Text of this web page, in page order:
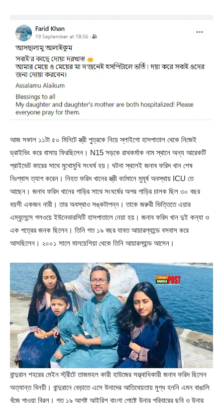
আজ সকাল ১১টা ৫০ মিনিটে স্ত্রী পু্ত্রকে নিয়ে স্লাইগো হাসপাতাল থেকে নিজেই
ড্রাইভিং করে বাসায় ফিরছিলেন। N15 সড়কে রাথকর্মাক নাম স্থানে অন্য আরেকটি
প্রাইভেট কারের সাথে মুখোমুখি সংঘর্ষ হয়। ঘটনা স্থলেই জনাব ফরিদ খান শেষ
নিঃশ্বাস ত্যাগ করেন। নিহত ফরিদ খানের স্ত্রী বর্তমানে মুমূর্ষ অবস্থায় ICU তে
আছেন। জনাব ফরিদ খানের গাড়ির সাথে সংঘর্ষের অপর গাড়ির চালক ছিল ৩০ বছর
বয়সী একজন নারী। তার অবস্থাও সঙ্কটাপন্ন। তাকে জরুরী ভিত্তিতে এয়ার
এম্বুলেন্সে গলওয়ে ইউনেভারসিটি হাসপাতালে নেয়া হয়। জনাব ফরিদ খান দুই কন্যা ও
এক পত্রের জনক ছিলেন। তিনি গত ১৯ বছর যাবত আয়ারল্যান্ডে বসবাস করে
আসছিলেন। ২০০১ সালে মালয়েশিয়া থেকে তিনি আয়ারল্যান্ড আসেন।
বান্দুরান শহরের মেইন স্ট্রীটে তাজমহল কারী হাউজের সত্ত্বাধিকারী জনাব ফরিদ ছিলেন
অত্যান্ত বিনয়ী। বান্দুরানে বেড়াতে এসে উনাদের আতিথেয়তায় মুগ্ধ হননি এমন বাঙালি
খুঁজে পাওয়া বিরল। গত ১৯ আগষ্ট আইরিশ বাংলা পোষ্টে উনার পরিবারের ছবি ও উনার